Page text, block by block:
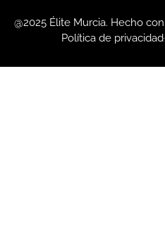
@2025 Élite Murcia. Hecho con
Política de privacidad